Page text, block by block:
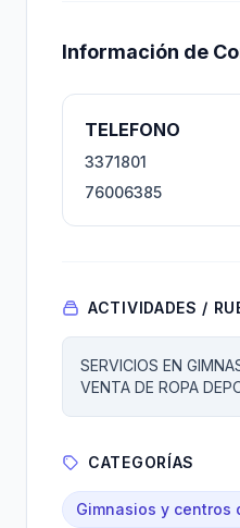
Información de
TELEFONO
3371801
76006385
ACTIVIDADES /
SERVICIOS EN
VENTA DE ROPA
CATEGORÍAS
Gimnasios y centros